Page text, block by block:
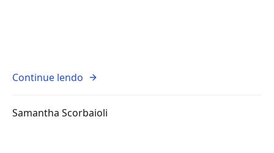
Continue lendo
Samantha Scorbaioli